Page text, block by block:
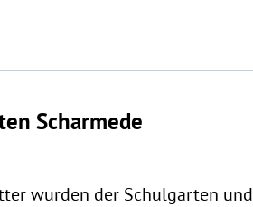
Scharmede
wurden der Schulgarten und